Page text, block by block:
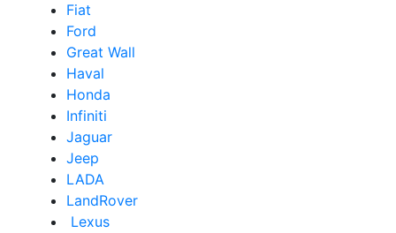
Fiat
Ford
Great Wall
Haval
Honda
Infiniti
Jaguar
Jeep
LADA
LandRover
Lexus